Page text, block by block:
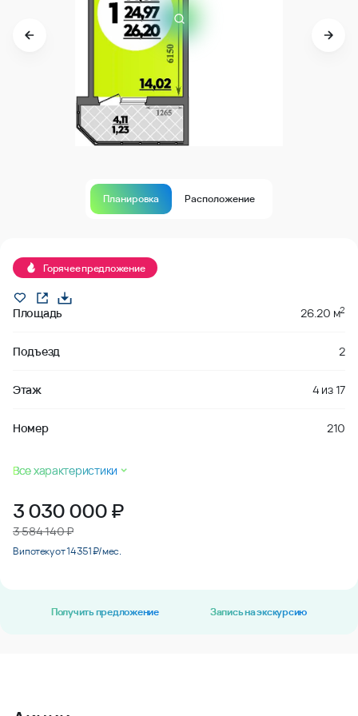
Планировка Расположение
Горячее предложение
Площадь 26.20 м2
Подъезд 2
Этаж 4 из17
Номер 210
Все характеристики
3 030 000₽
3 584 140 ₽
В ипотеку от 14 351 ₽/мес.
Получить предложение Запись на экскурсию